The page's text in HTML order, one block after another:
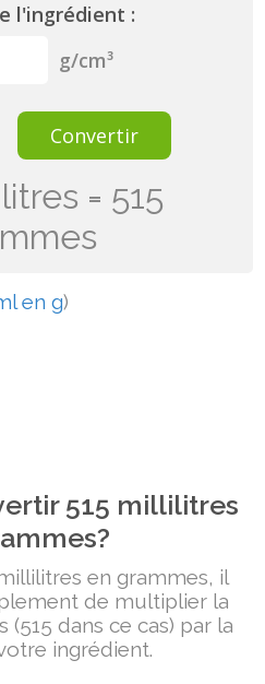
l'ingrédient :
g/cm³
Convertir
= 515
en g)
515 millilitres
en grammes, il
de multiplier la
dans ce cas) par la
ingrédient.